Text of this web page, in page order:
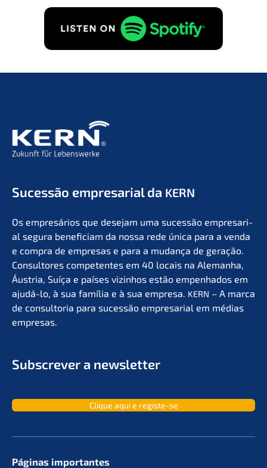
Suces­são empre­sa­ri­al da KERN
Os empresá­ri­os que desejam uma suces­são empre­sa­ri­
al segura benefi­ci­am da nossa rede única para a venda
e compra de empre­sas e para a mudan­ça de geração.
Consul­to­res compe­ten­tes em 40 locais na Aleman­ha,
Áustria, Suíça e países vizin­hos estão empen­ha­dos em
ajudá-lo, à sua família e à sua empre­sa. KERN – A marca
de consult­oria para suces­são empre­sa­ri­al em médias
empresas.
Subscrever a newsletter
Clique aqui e registe-se
Páginas importan­tes